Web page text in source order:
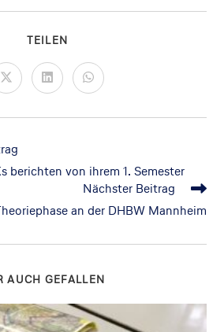
TEILEN
berichten von ihrem 1. Semester
Nächster Beitrag
an der DHBW Mannheim
AUCH GEFALLEN